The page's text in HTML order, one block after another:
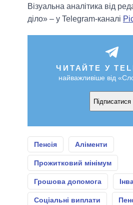
Візуальна аналітика від
діло» – у Telegram-каналі
ЧИТАЙТЕ У
найважливіше від
Підписатися
Пенсія Аліменти
Прожитковий мінімум
Грошова допомога
Соціальні виплати